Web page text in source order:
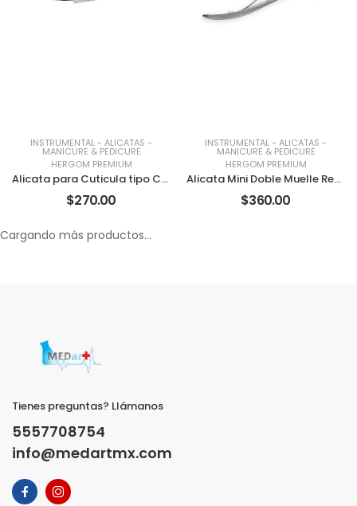
INSTRUMENTAL- ALICATAS -
MANICURE & PEDICURE
HERGOM PREMIUM
Alicata para Cuticula tipo Castriviejo HP
$270.00
INSTRUMENTAL- ALICATAS -
MANICURE & PEDICURE
HERGOM PREMIUM
Alicata Mini Doble Muelle Recta HP
$360.00
Cargando más productos...
Tienes preguntas? Llámanos
5557708754
info@medartmx.com